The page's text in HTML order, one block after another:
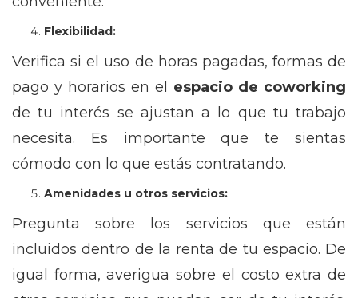
Flexibilidad:
Verifica si el uso de horas pagadas, formas de
pago y horarios en el espacio de coworking
de tu interés se ajustan a lo que tu trabajo
necesita. Es importante que te sientas
cómodo con lo que estás contratando.
Amenidades u otros servicios:
Pregunta sobre los servicios que están
incluidos dentro de la renta de tu espacio. De
igual forma, averigua sobre el costo extra de